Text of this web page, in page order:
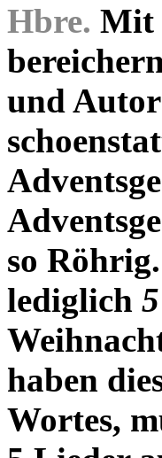
Hbre. Mit
und
so
lediglich
haben
Wortes,